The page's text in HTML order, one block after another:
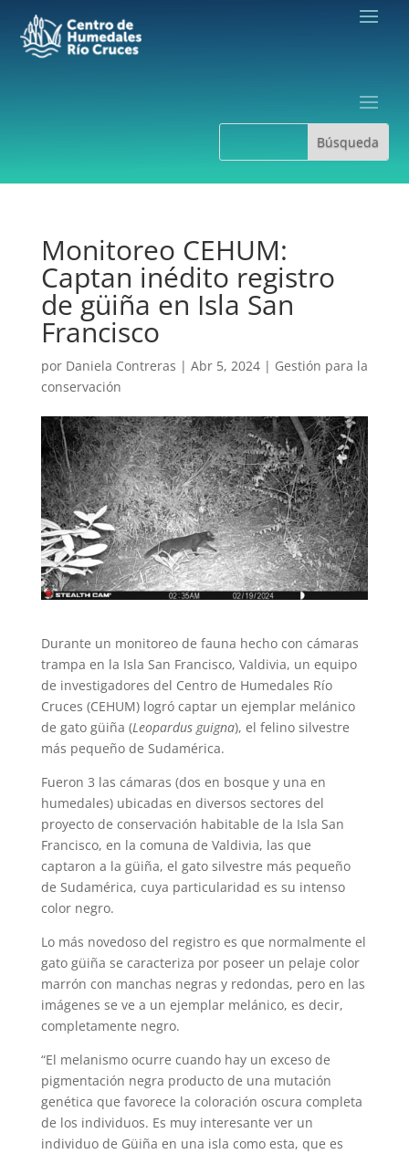
Monitoreo CEHUM:
Captan inédito registro
de güiña en Isla San
Francisco
por Daniela Contreras | Abr 5, 2024| Gestión para la
conservación
Durante un monitoreo de fauna hecho con cámaras
trampa en la Isla San Francisco, Valdivia, un equipo
de investigadores del Centro de Humedales Río
Cruces (CEHUM) logró captar un ejemplar melánico
de gato güiña (Leopardus guigna), el felino silvestre
más pequeño de Sudamérica.
Fueron 3 las cámaras (dos en bosque y una en
humedales) ubicadas en diversos sectores del
proyecto de conservación habitable de la Isla San
Francisco, en la comuna de Valdivia, las que
captaron a la güiña, el gato silvestre más pequeño
de Sudamérica, cuya particularidad es su intenso
color negro.
Lo más novedoso del registro es que normalmente el
gato güiña se caracteriza por poseer un pelaje color
marrón con manchas negras y redondas, pero en las
imágenes se ve a un ejemplar melánico, es decir,
completamente negro.
“El melanismo ocurre cuando hay un exceso de
pigmentación negra producto de una mutación
genética que favorece la coloración oscura completa
de los individuos. Es muy interesante ver un
individuo de Güiña en una isla como esta, que es